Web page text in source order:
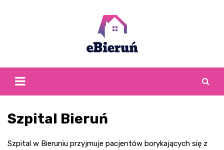
Szpital Bieruń
Szpital w Bieruniu przyjmuje pacjentów borykających się z